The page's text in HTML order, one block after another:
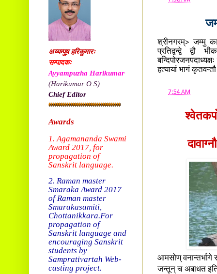
श्रीनगरम्> जम्मु
प्रतिद्वन्द्वे
हत्यायां भागं
7:54 AM
आमसोण् वनान्तर्भागे
जन्तून् च अबाधत
अय्यम्पुष़ हरिकुमारः
सम्पादकः
Ayyampuzha Harikumar
(Harikumar O S)
Chief Editor
Awards
1. Agamananda Swami
Award 2017, for
propagation of
Sanskrit language.
2. Raman master
Smaraka Award 2017
of Raman master
Smarakasamiti,
Chottanikkara.For
propagation of
Sanskrit language and
encouraging Sanskrit
students by
Samprativartah Web-
casting project.